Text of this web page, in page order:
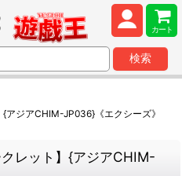
カート
検索
ジアCHIM-JP036}《エクシーズ》
レット】{アジアCHIM-